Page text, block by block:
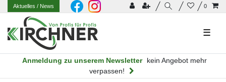
0
Aktuelles/ News
☰
Anmeldung zu unserem Newsletter
kein Angebot mehr
verpassen!